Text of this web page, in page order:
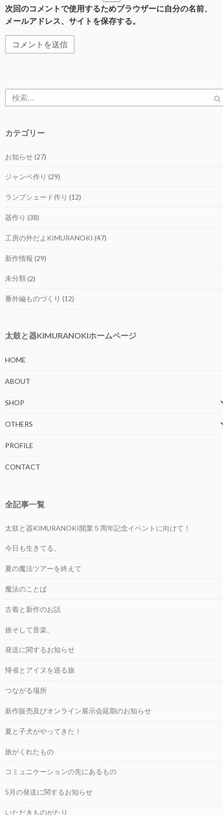
次回のコメントで使用するためブラウザーに自分の名前、
メールアドレス、サイトを保存する。
カテゴリー
お知らせ(27)
ジャンベ作り (29)
ランプシェード作り (12)
器作り (38)
工房の外だよKIMURANOKI (47)
新作情報 (29)
未分類(2)
番外編ものづくり (12)
太鼓と器KIMURANOKIホームページ
HOME
ABOUT
SHOP
OTHERS
PROFILE
CONTACT
全記事一覧
太鼓と器KIMURANOKI開業５周年記念イベントに向けて！
今日も生きてる。
夏の魔法ツアーを終えて
魔法のことば
古着と新作のお話
旅そして音楽。
発送に関するお知らせ
帰省とアイヌを巡る旅
つながる場所
新作販売及びオンライン展示会延期のお知らせ
夏と子犬がやってきた！
旅がくれたもの
コミュニケーションの先にあるもの
5月の発送に関するお知らせ
いただきものがたり